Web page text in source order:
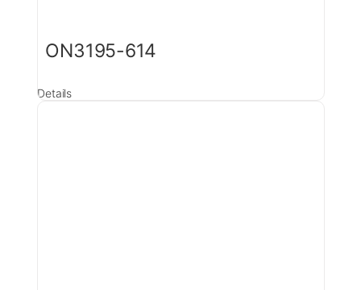
ON3195-614
Details